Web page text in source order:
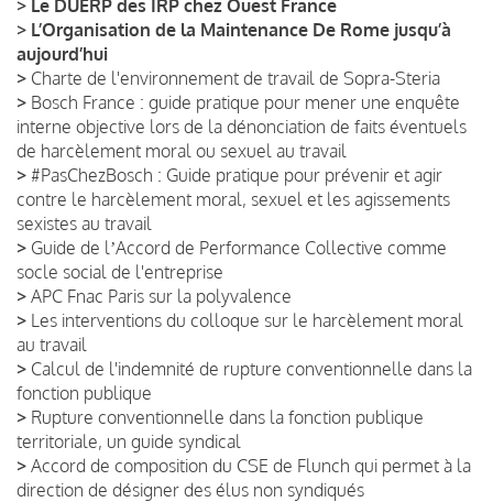
> Le DUERP des IRP chez Ouest France
> L’Organisation de la Maintenance De Rome jusqu’à
aujourd’hui
> Charte de l'environnement de travail de Sopra-Steria
> Bosch France : guide pratique pour mener une enquête
interne objective lors de la dénonciation de faits éventuels
de harcèlement moral ou sexuel au travail
> #PasChezBosch : Guide pratique pour prévenir et agir
contre le harcèlement moral, sexuel et les agissements
sexistes au travail
> Guide de lʼAccord de Performance Collective comme
socle social de l'entreprise
> APC Fnac Paris sur la polyvalence
> Les interventions du colloque sur le harcèlement moral
au travail
> Calcul de l'indemnité de rupture conventionnelle dans la
fonction publique
> Rupture conventionnelle dans la fonction publique
territoriale, un guide syndical
> Accord de composition du CSE de Flunch qui permet à la
direction de désigner des élus non syndiqués